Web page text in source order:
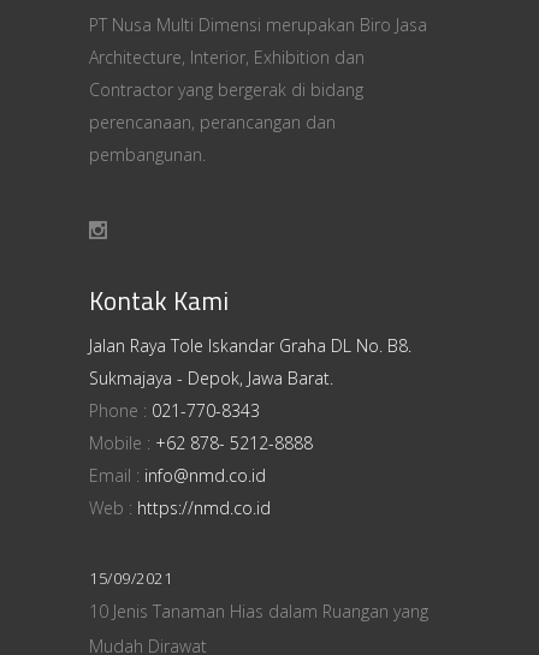
PT Nusa Multi Dimensi merupakan Biro Jasa
Architecture, Interior, Exhibition dan
Contractor yang bergerak di bidang
perencanaan, perancangan dan
pembangunan.
Kontak Kami
Jalan Raya Tole Iskandar Graha DL No. B8.
Sukmajaya - Depok, Jawa Barat.
Phone : 021-770-8343
Mobile : +62 878- 5212-8888
Email : info@nmd.co.id
Web : https://nmd.co.id
15/09/2021
10 Jenis Tanaman Hias dalam Ruangan yang
Mudah Dirawat